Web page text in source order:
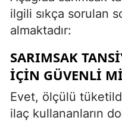
ilgili sıkça sorulan
almaktadır:
SARIMSAK
IÇIN GÜVENLI
Evet, ölçülü
ilaç kullananların